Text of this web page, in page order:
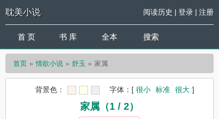
耽美小说 阅读历史 | 登录| 注册
首 页 书 库 全本 搜索
首页 情欲小说 舒玉 家属
背景色： 字体： [ 很小 标准 很大 ]
家属（1 / 2）